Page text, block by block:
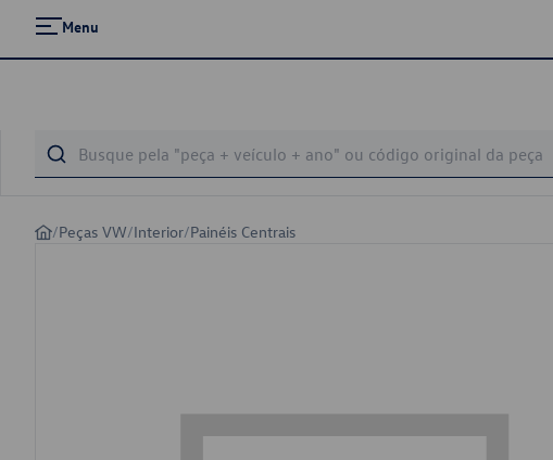
Menu
/Peças VW/Interior/Painéis Centrais